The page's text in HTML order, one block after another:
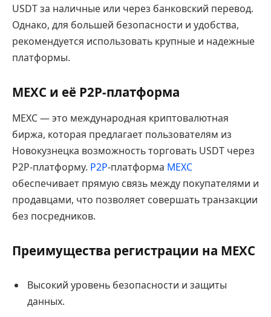
USDT за наличные или через банковский перевод.
Однако, для большей безопасности и удобства,
рекомендуется использовать крупные и надежные
платформы.
MEXC и её P2P-платформа
MEXC — это международная криптовалютная
биржа, которая предлагает пользователям из
Новокузнецка возможность торговать USDT через
P2P-платформу. P2P-платформа MEXC
обеспечивает прямую связь между покупателями и
продавцами, что позволяет совершать транзакции
без посредников.
Преимущества регистрации на MEXC
Высокий уровень безопасности и защиты
данных.